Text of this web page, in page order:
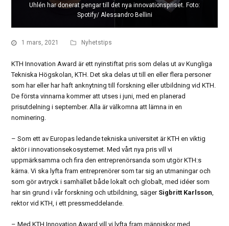
Uhlén har donerat pengar till det nya innovationspriset. Foto:
Spotify/ Alessandro Bellini
1 mars, 2021 Nyhetstips
KTH Innovation Award är ett nyinstiftat pris som delas ut av Kungliga
Tekniska Högskolan, KTH. Det ska delas ut till en eller flera personer
som har eller har haft anknytning till forskning eller utbildning vid KTH.
De första vinnarna kommer att utses i juni, med en planerad
prisutdelning i september. Alla är välkomna att lämna in en
nominering.
– Som ett av Europas ledande tekniska universitet är KTH en viktig
aktör i innovationsekosystemet. Med vårt nya pris vill vi
uppmärksamma och fira den entreprenörsanda som utgör KTH:s
kärna. Vi ska lyfta fram entreprenörer som tar sig an utmaningar och
som gör avtryck i samhället både lokalt och globalt, med idéer som
har sin grund i vår forskning och utbildning, säger Sigbritt Karlsson
rektor vid KTH, i ett pressmeddelande.
– Med KTH Innovation Award vill vi lyfta fram människor med